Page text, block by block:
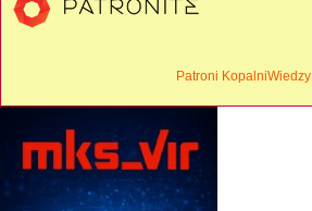
Patroni KopalniWiedzy